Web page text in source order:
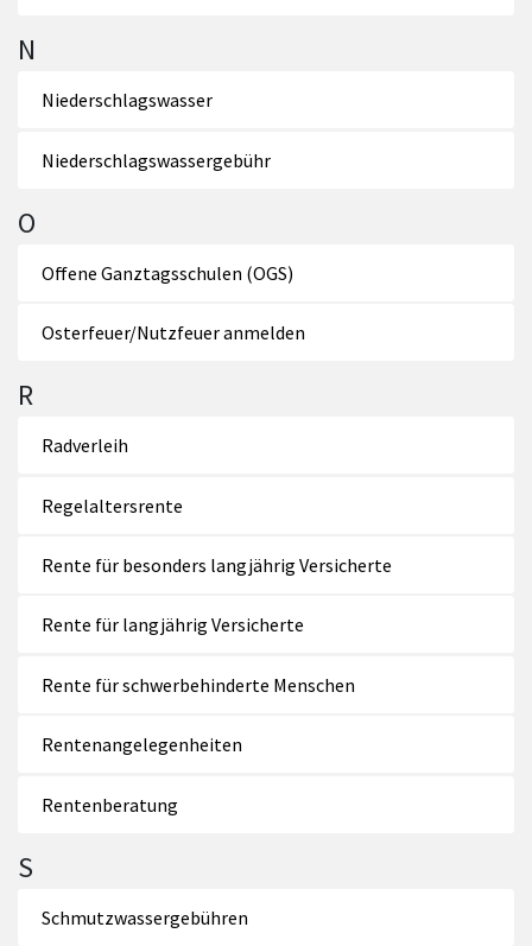
N
Niederschlagswasser
Niederschlagswassergebühr
O
Offene Ganztagsschulen (OGS)
Osterfeuer/Nutzfeuer anmelden
R
Radverleih
Regelaltersrente
Rente für besonders langjährig Versicherte
Rente für langjährig Versicherte
Rente für schwerbehinderte Menschen
Rentenangelegenheiten
Rentenberatung
S
Schmutzwassergebühren